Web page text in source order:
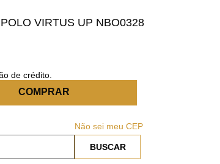
VIRTUS UP NBO0328
de crédito.
COMPRAR
Não sei meu CEP